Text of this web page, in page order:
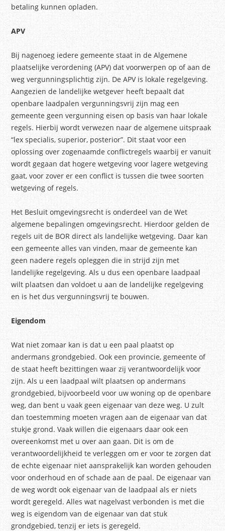
betaling kunnen opladen.
APV
Bij nagenoeg iedere gemeente staat in de Algemene
plaatselijke verordening (APV) dat voorwerpen op of aan de
weg vergunningsplichtig zijn. De APV is lokale regelgeving.
Aangezien de landelijke wetgever heeft bepaalt dat
openbare laadpalen vergunningsvrij zijn mag een
gemeente geen vergunning eisen op basis van haar lokale
regels. Hierbij wordt verwezen naar de algemene uitspraak
“lex specialis, superior, posterior”. Dit staat voor een
oplossing over zogenaamde conflictregels waarbij er vanuit
wordt gegaan dat hogere wetgeving voor lagere wetgeving
gaat, voor zover er een conflict is tussen die twee soorten
wetgeving of regels.
Het Besluit omgevingsrecht is onderdeel van de Wet
algemene bepalingen omgevingsrecht. Hierdoor gelden de
regels uit de BOR direct als landelijke wetgeving. Daar kan
een gemeente alles van vinden, maar de gemeente kan
geen nadere regels opleggen die in strijd zijn met
landelijke regelgeving. Als u dus een openbare laadpaal
wilt plaatsen dan voldoet u aan de landelijke regelgeving
en is het dus vergunningsvrij te bouwen.
Eigendom
Wat niet zomaar kan is dat u een paal plaatst op
andermans grondgebied. Ook een provincie, gemeente of
de staat heeft bezittingen waar zij verantwoordelijk voor
zijn. Als u een laadpaal wilt plaatsen op andermans
grondgebied, bijvoorbeeld voor uw woning op de openbare
weg, dan bent u vaak geen eigenaar van deze weg. U zult
dan toestemming moeten vragen aan de eigenaar van dat
stukje grond. Vaak willen die eigenaars daar ook een
overeenkomst met u over aan gaan. Dit is om de
verantwoordelijkheid te verleggen om er voor te zorgen dat
de echte eigenaar niet aansprakelijk kan worden gehouden
voor onderhoud en of schade aan de paal. De eigenaar van
de weg wordt ook eigenaar van de laadpaal als er niets
wordt geregeld. Alles wat nagelvast verbonden is met die
weg is eigendom van de eigenaar van dat stuk
grondgebied, tenzij er iets is geregeld.